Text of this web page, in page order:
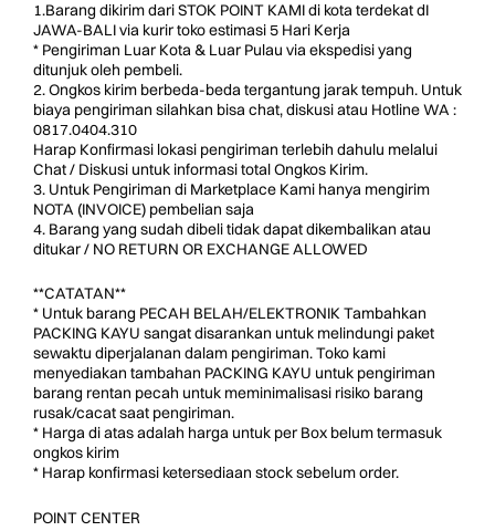
1.Barang dikirim dari STOK POINT KAMI di kota terdekat dI
JAWA-BALI via kurir toko estimasi 5 Hari Kerja
* Pengiriman Luar Kota & Luar Pulau via ekspedisi yang
ditunjuk oleh pembeli.
2. Ongkos kirim berbeda-beda tergantung jarak tempuh. Untuk
biaya pengiriman silahkan bisa chat, diskusi atau Hotline WA :
0817.0404.310
Harap Konfirmasi lokasi pengiriman terlebih dahulu melalui
Chat / Diskusi untuk informasi total Ongkos Kirim.
3. Untuk Pengiriman di Marketplace Kami hanya mengirim
NOTA (INVOICE) pembelian saja
4. Barang yang sudah dibeli tidak dapat dikembalikan atau
ditukar / NO RETURN OR EXCHANGE ALLOWED
**CATATAN**
* Untuk barang PECAH BELAH/ELEKTRONIK Tambahkan
PACKING KAYU sangat disarankan untuk melindungi paket
sewaktu diperjalanan dalam pengiriman. Toko kami
menyediakan tambahan PACKING KAYU untuk pengiriman
barang rentan pecah untuk meminimalisasi risiko barang
rusak/cacat saat pengiriman.
* Harga di atas adalah harga untuk per Box belum termasuk
ongkos kirim
* Harap konfirmasi ketersediaan stock sebelum order.
POINT CENTER